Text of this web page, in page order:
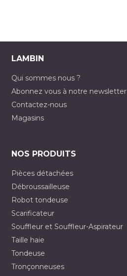
LAMBIN
Qui sommes nous ?
Abonnez vous à notre newsletter
Contactez-nous
Magasins
NOS PRODUITS
Pièces détachées
Débroussailleuse
Robot tondeuse
Scarificateur
Souffleur et Souffleur-Aspirateur
Taille haie
Tondeuse
Tronçonneuses